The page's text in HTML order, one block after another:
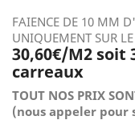
FAIENCE DE 10 MM
UNIQUEMENT SUR
30,60€/M2 soit
carreaux
TOUT NOS PRIX
(nous appeler pour